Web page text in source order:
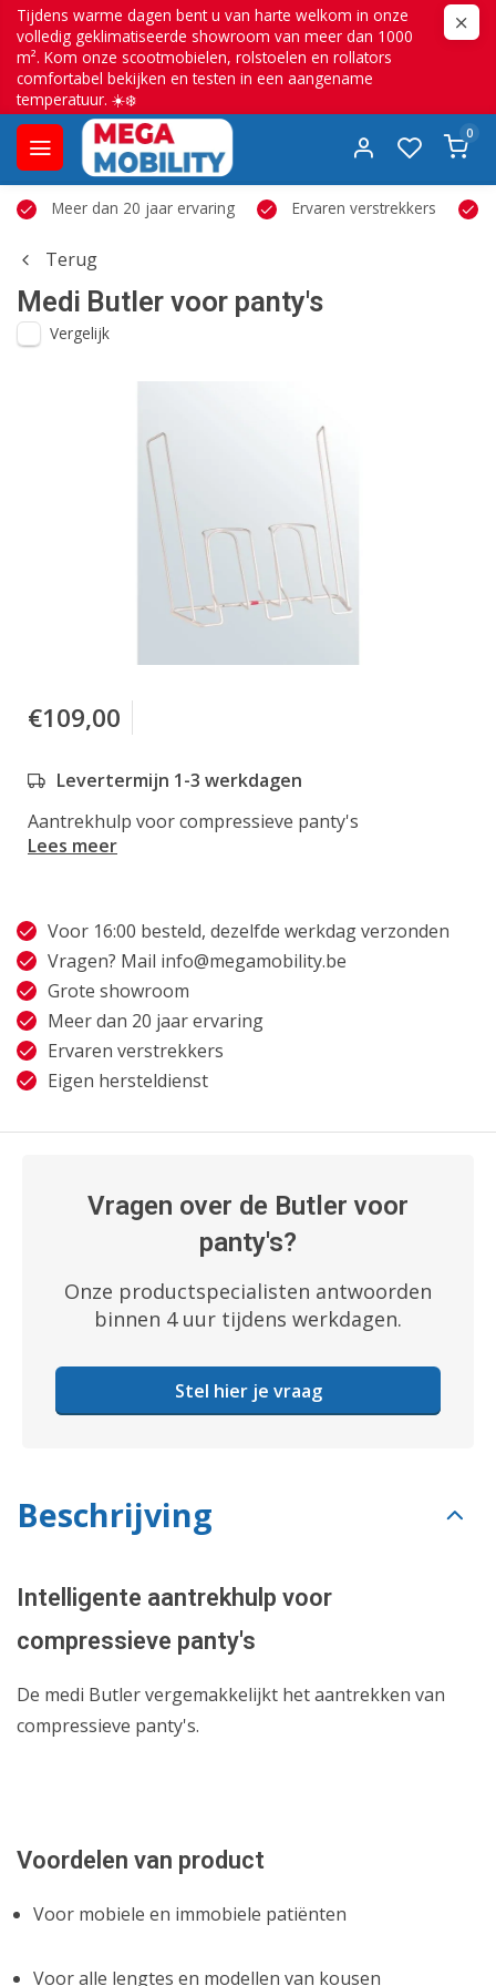
Tijdens warme dagen bent u van harte welkom in onze
volledig geklimatiseerde showroom van meer dan 1000
m². Kom onze scootmobielen, rolstoelen en rollators
comfortabel bekijken en testen in een aangename
temperatuur. ☀️❄️
0
Meer dan 20 jaar ervaring Ervaren verstrekkers
Terug
Medi Butler voor panty's
Vergelijk
€109,00
Levertermijn 1-3 werkdagen
Aantrekhulp voor compressieve panty's
Lees meer
Voor 16:00 besteld, dezelfde werkdag verzonden
Vragen? Mail info@megamobility.be
Grote showroom
Meer dan 20 jaar ervaring
Ervaren verstrekkers
Eigen hersteldienst
Vragen over de Butler voor
panty's?
Onze productspecialisten antwoorden
binnen 4 uur tijdens werkdagen.
Stel hier je vraag
Beschrijving
Intelligente aantrekhulp voor
compressieve panty's
De medi Butler vergemakkelijkt het aantrekken van
compressieve panty's.
Voordelen van product
Voor mobiele en immobiele patiënten
Voor alle lengtes en modellen van kousen